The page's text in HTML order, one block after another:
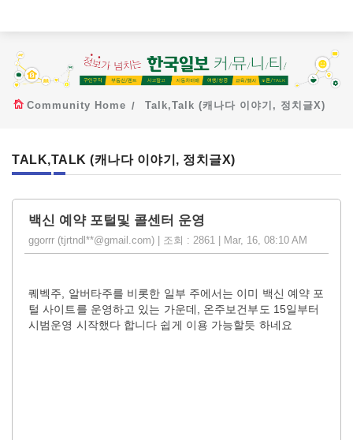
Community Home Talk,Talk (캐나다 이야기, 정치글X)
TALK,TALK (캐나다 이야기, 정치글X)
백신 예약 포털및 콜센터 운영
ggorrr (tjrtndl**@gmail.com) | 조회 : 2861 | Mar, 16, 08:10 AM
퀘벡주, 알버타주를 비롯한 일부 주에서는 이미 백신 예약 포
털 사이트를 운영하고 있는 가운데, 온주보건부도 15일부터
시범운영 시작했다 합니다 쉽게 이용 가능할듯 하네요